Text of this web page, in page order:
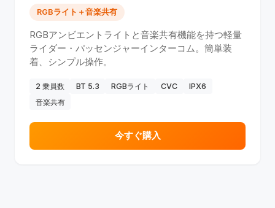
RGBライト＋音楽共有
RGBアンビエントライトと音楽共有機能を持つ軽量
ライダー・パッセンジャーインターコム。簡単装
着、シンプル操作。
2 乗員数 BT 5.3 RGBライト CVC
IPX6
音楽共有
今すぐ購入